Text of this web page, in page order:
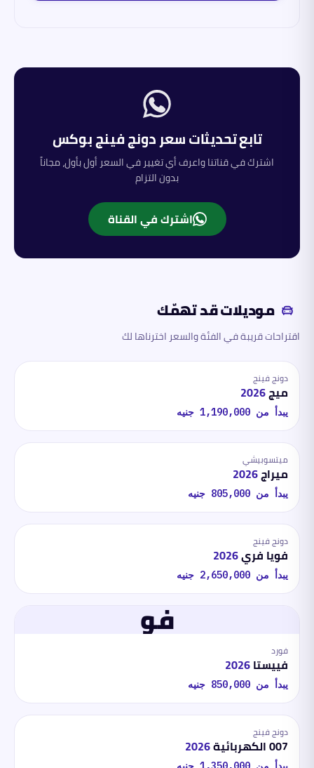
تابع تحديثات سعردونج فينجبوكس
اشترك في قناتنا واعرف أي تغيير في السعر أول بأول، مجاناً
بدون التزام
اشترك في القناة
موديلات قد تهمّك
اقتراحات قريبة في الفئة والسعر اخترناها لك
دونج فينج
ميج2026
يبدأ من 1,190,000 جنيه
ميتسوبيشي
ميراج2026
يبدأ من 805,000 جنيه
دونج فينج
فويا فري2026
يبدأ من 2,650,000 جنيه
فو
فورد
فييستا2026
يبدأ من 850,000 جنيه
دونج فينج
007 الكهربائية 2026